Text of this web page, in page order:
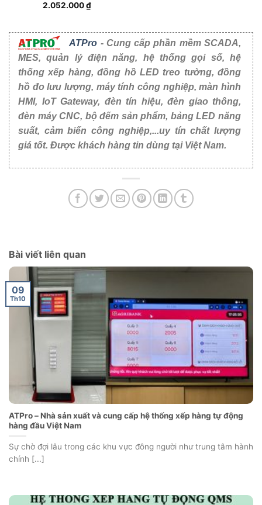
2.052.000₫
ATPro - Cung cấp phần mềm SCADA,
MES, quản lý điện năng, hệ thống gọi số, hệ
thống xếp hàng, đồng hồ LED treo tường, đồng
hồ đo lưu lượng, máy tính công nghiệp, màn hình
HMI, IoT Gateway, đèn tín hiệu, đèn giao thông,
đèn máy CNC, bộ đếm sản phẩm, bảng LED năng
suất, cảm biến công nghiệp,...uy tín chất lượng
giá tốt. Được khách hàng tin dùng tại Việt Nam.
Bài viết liên quan
ATPro – Nhà sản xuất và cung cấp hệ thống xếp hàng tự động
hàng đầu Việt Nam
Sự chờ đợi lâu trong các khu vực đông người như trung tâm hành
chính [...]
09
Th10